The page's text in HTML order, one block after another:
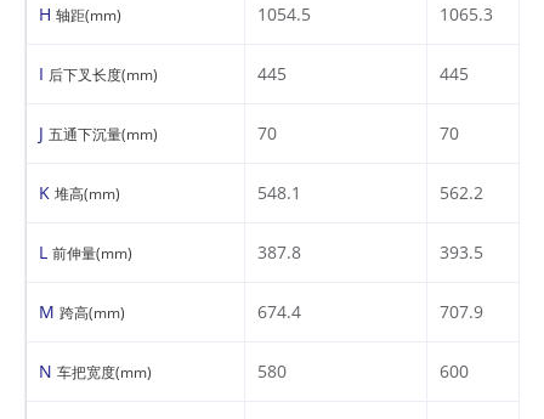
H 轴距(mm) 1054.5 1065.3
I 后下叉长度(mm) 445 445
J 五通下沉量(mm) 70 70
K 堆高(mm) 548.1 562.2
L 前伸量(mm) 387.8 393.5
M 跨高(mm) 674.4 707.9
N 车把宽度(mm) 580 600